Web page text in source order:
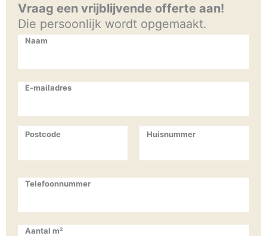
Vraag een vrijblijvende offerte aan!
Die persoonlijk wordt opgemaakt.
Naam
E-mailadres
Huisnummer
Postcode
Telefoonnummer
Aantal m²